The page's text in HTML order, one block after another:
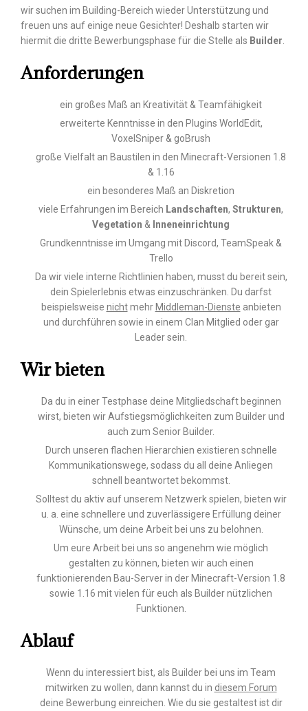
wir suchen im Building-Bereich wieder Unterstützung und
freuen uns auf einige neue Gesichter! Deshalb starten wir
hiermit die dritte Bewerbungsphase für die Stelle als Builder
Anforderungen
ein großes Maß an Kreativität & Teamfähigkeit
erweiterte Kenntnisse in den Plugins WorldEdit,
VoxelSniper & goBrush
große Vielfalt an Baustilen in den Minecraft-Versionen 1.8
& 1.16
ein besonderes Maß an Diskretion
viele Erfahrungen im Bereich Landschaften, Strukturen,
Vegetation & Inneneinrichtung
Grundkenntnisse im Umgang mit Discord, TeamSpeak &
Trello
Da wir viele interne Richtlinien haben, musst du bereit sein,
dein Spielerlebnis etwas einzuschränken. Du darfst
beispielsweise nichtmehr Middleman-Dienste anbieten
und durchführen sowie in einem Clan Mitglied oder gar
Leader sein.
Wir bieten
Da du in einer Testphase deine Mitgliedschaft beginnen
wirst, bieten wir Aufstiegsmöglichkeiten zum Builder und
auch zum Senior Builder.
Durch unseren flachen Hierarchien existieren schnelle
Kommunikationswege, sodass du all deine Anliegen
schnell beantwortet bekommst.
Solltest du aktiv auf unserem Netzwerk spielen, bieten wir
u. a. eine schnellere und zuverlässigere Erfüllung deiner
Wünsche, um deine Arbeit bei uns zu belohnen.
Um eure Arbeit bei uns so angenehm wie möglich
gestalten zu können, bieten wir auch einen
funktionierenden Bau-Server in der Minecraft-Version 1.8
sowie 1.16 mit vielen für euch als Builder nützlichen
Funktionen.
Ablauf
Wenn du interessiert bist, als Builder bei uns im Team
mitwirken zu wollen, dann kannst du in diesem Forum
deine Bewerbung einreichen. Wie du sie gestaltest ist dir